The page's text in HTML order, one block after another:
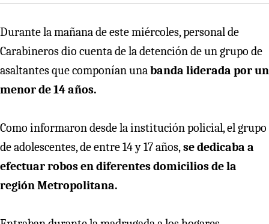
Durante la mañana de este miércoles, personal de
Carabineros dio cuenta de la detención de un grupo de
asaltantes que componían unabanda liderada por un
menor de 14 años.
Como informaron desde la institución policial, el grupo
de adolescentes, de entre 14 y 17 años,se dedicaba a
efectuar robos en diferentes domicilios de la
región Metropolitana.